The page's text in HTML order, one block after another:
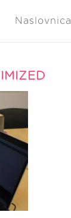
Naslovnica